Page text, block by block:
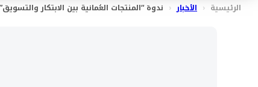
الرئيسية ‹ الأخبار ‹ ندوة “المنتجات العُمانية بين الابتكار